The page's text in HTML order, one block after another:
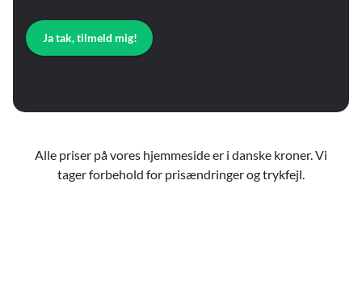
Ja tak, tilmeld mig!
Alle priser på vores hjemmeside er i danske kroner. Vi
tager forbehold for prisændringer og trykfejl.